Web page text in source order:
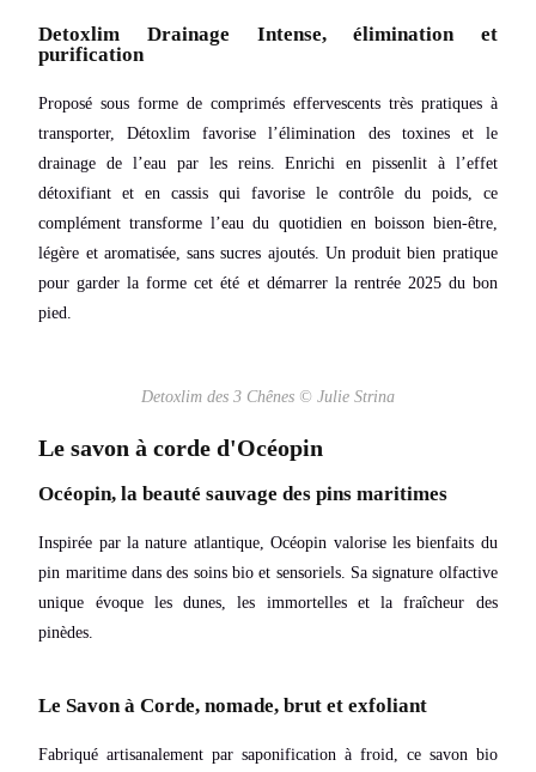
Detoxlim Drainage Intense, élimination et
purification
Proposé sous forme de comprimés effervescents très pratiques à
transporter, Détoxlim favorise l’élimination des toxines et le
drainage de l’eau par les reins. Enrichi en pissenlit à l’effet
détoxifiant et en cassis qui favorise le contrôle du poids, ce
complément transforme l’eau du quotidien en boisson bien-être,
légère et aromatisée, sans sucres ajoutés. Un produit bien pratique
pour garder la forme cet été et démarrer la rentrée 2025 du bon
pied.
Detoxlim des 3 Chênes © Julie Strina
Le savon à corde d'Océopin
Océopin, la beauté sauvage des pins maritimes
Inspirée par la nature atlantique, Océopin valorise les bienfaits du
pin maritime dans des soins bio et sensoriels. Sa signature olfactive
unique évoque les dunes, les immortelles et la fraîcheur des
pinèdes.
Le Savon à Corde, nomade, brut et exfoliant
Fabriqué artisanalement par saponification à froid, ce savon bio